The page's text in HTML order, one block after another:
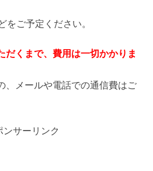
ご予定ください。
だくまで、費用は一切かかりま
メールや電話での通信費はご
ンサーリンク